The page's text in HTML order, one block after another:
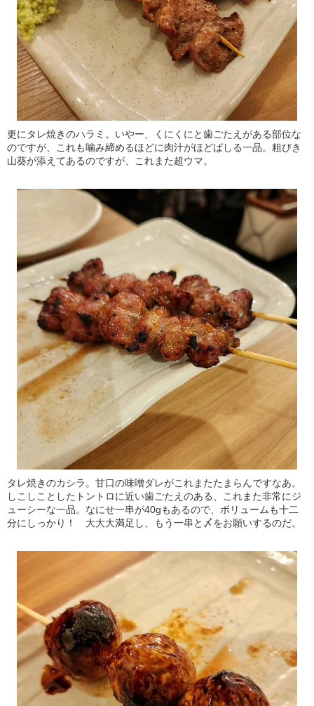
更にタレ焼きのハラミ。いやー、くにくにと歯ごたえがある部位な
のですが、これも噛み締めるほどに肉汁がほどばしる一品。粗びき
山葵が添えてあるのですが、これまた超ウマ。
タレ焼きのカシラ。甘口の味噌ダレがこれまたたまらんですなあ。
しこしことしたトントロに近い歯ごたえのある、これまた非常にジ
ューシーな一品。なにせ一串が40gもあるので、ボリュームも十二
分にしっかり！ 大大大満足し、もう一串と〆をお願いするのだ。